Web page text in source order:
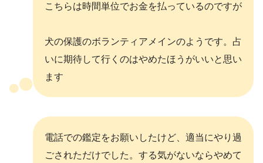
こちらは時間単位でお金を払っているのですが
犬の保護のボランティアメインのようです。占
いに期待して行くのはやめたほうがいいと思い
ます
電話での鑑定をお願いしたけど、適当にやり過
ごされただけでした。する気がないならやめて